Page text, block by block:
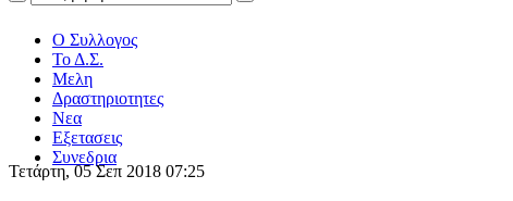
Ο Συλλογος
Το Δ.Σ.
Μελη
Δραστηριοτητες
Νεα
Eξετασεις
Συνεδρια
Τετάρτη, 05 Σεπ 2018 07:25